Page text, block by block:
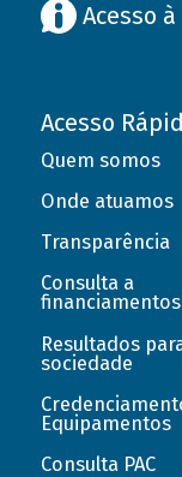
Acesso
Acesso
Quem somos
Onde atuamos
Transparência
Consulta a
financiamentos
Resultados
sociedade
Equipamentos
Consulta PAC